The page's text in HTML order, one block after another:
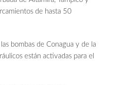
de hasta 50
bombas de Conagua y de la
están activadas para el